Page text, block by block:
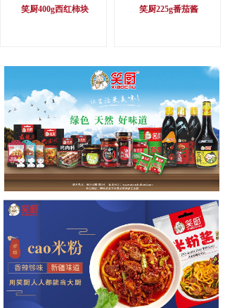
笑厨400g西红柿块 笑厨225g番茄酱